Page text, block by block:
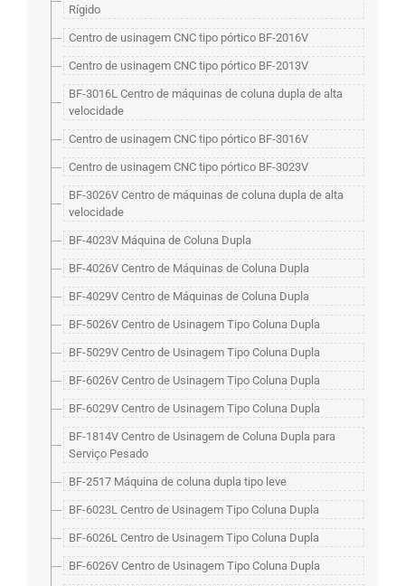
Rígido
Centro de usinagem CNC tipo pórtico BF-2016V
Centro de usinagem CNC tipo pórtico BF-2013V
BF-3016L Centro de máquinas de coluna dupla de alta
velocidade
Centro de usinagem CNC tipo pórtico BF-3016V
Centro de usinagem CNC tipo pórtico BF-3023V
BF-3026V Centro de máquinas de coluna dupla de alta
velocidade
BF-4023V Máquina de Coluna Dupla
BF-4026V Centro de Máquinas de Coluna Dupla
BF-4029V Centro de Máquinas de Coluna Dupla
BF-5026V Centro de Usinagem Tipo Coluna Dupla
BF-5029V Centro de Usinagem Tipo Coluna Dupla
BF-6026V Centro de Usinagem Tipo Coluna Dupla
BF-6029V Centro de Usinagem Tipo Coluna Dupla
BF-1814V Centro de Usinagem de Coluna Dupla para
Serviço Pesado
BF-2517 Máquina de coluna dupla tipo leve
BF-6023L Centro de Usinagem Tipo Coluna Dupla
BF-6026L Centro de Usinagem Tipo Coluna Dupla
BF-6026V Centro de Usinagem Tipo Coluna Dupla